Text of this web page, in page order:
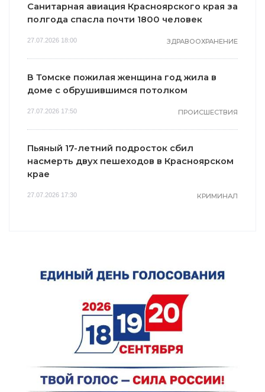
Санитарная авиация Красноярского края за
полгода спасла почти 1800 человек
27.07.2026 18:00 ЗДРАВООХРАНЕНИЕ
В Томске пожилая женщина год жила в
доме с обрушившимся потолком
27.07.2026 17:50 ПРОИСШЕСТВИЯ
Пьяный 17-летний подросток сбил
насмерть двух пешеходов в Красноярском
крае
27.07.2026 17:30 КРИМИНАЛ